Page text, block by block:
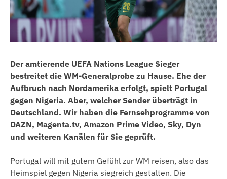
Der amtierende UEFA Nations League Sieger
bestreitet die WM-Generalprobe zu Hause. Ehe der
Aufbruch nach Nordamerika erfolgt, spielt Portugal
gegen Nigeria. Aber, welcher Sender überträgt in
Deutschland. Wir haben die Fernsehprogramme von
DAZN, Magenta.tv, Amazon Prime Video, Sky, Dyn
und weiteren Kanälen für Sie geprüft.
Portugal will mit gutem Gefühl zur WM reisen, also das
Heimspiel gegen Nigeria siegreich gestalten. Die